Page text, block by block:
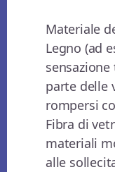
Materiale
Legno (ad
parte delle
rompersi
Fibra di
materiali
alle